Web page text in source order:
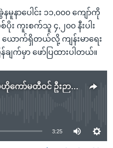
နာပေါင်း ၁၁,၀၀၀ ကျော်ကို
း ကူးစက်သူ ၄,၂၀၀ နီးပါး
ောက်ရှိတယ်လို့ ကျန်းမာရေး
ျက်မှာ ဖော်ပြထားပါတယ်။
ကိုဗစ်ကူးခံထားရတဲ့ NLD ဗဟိုကော်မတီဝင် ဦးဉာဏ်ဝင်း ICU မှာ ကုသမှုခံယူနေ
currently available
3:25